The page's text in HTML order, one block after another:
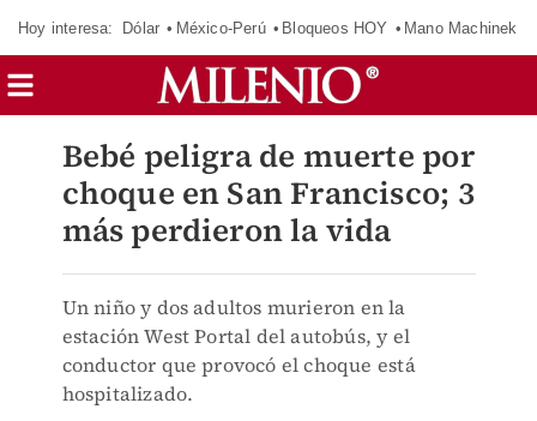
Hoy interesa: Dólar México-Perú Bloqueos HOY Mano Machinek
Bebé peligra de muerte por
choque en San Francisco; 3
más perdieron la vida
Un niño y dos adultos murieron en la
estación West Portal del autobús, y el
conductor que provocó el choque está
hospitalizado.